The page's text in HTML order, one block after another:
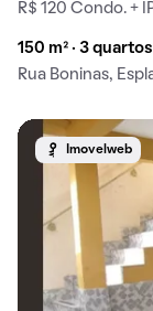
R$ 120 Condo. +
150 m² · 3 quartos
Rua Boninas,
Imovelweb